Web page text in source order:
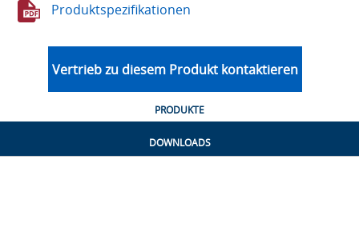
Produktspezifikationen
Vertrieb zu diesem Produkt kontaktieren
PRODUKTE
DOWNLOADS